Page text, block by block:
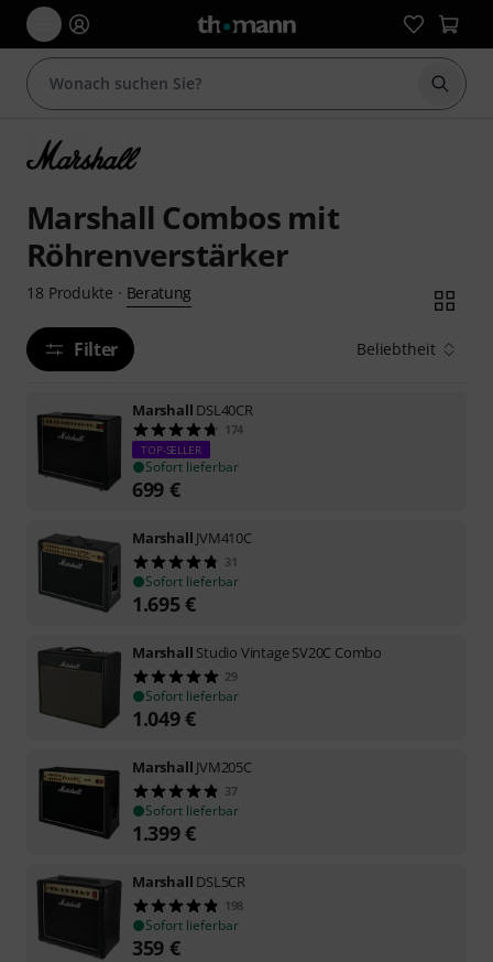
Suche
Marshall Combos mit
Röhrenverstärker
18 Produkte · Beratung
Filter Beliebtheit
Marshall DSL40CR
174
TOP-SELLER
Sofort lieferbar
699 €
Marshall JVM410C
31
Sofort lieferbar
1.695€
Marshall Studio Vintage SV20C Combo
29
Sofort lieferbar
1.049€
Marshall JVM205C
37
Sofort lieferbar
1.399€
Marshall DSL5CR
198
Sofort lieferbar
359 €